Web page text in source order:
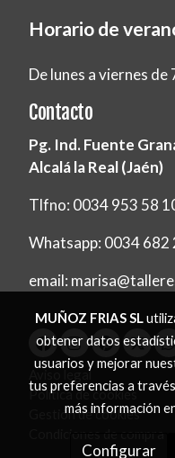
Horario de
De lunes a viernes
Contacto
Pg. Ind. Fuente
Alcalá la Real (Jaén)
Tlfno: 0034 953 58
Whatsapp: 0034 682
email:
Aviso legal
Política de cookies
Gestión de cookies
MUÑOZ FRIAS SL
obtener datos
usuarios y mejorar
tus preferencias a
más información
Configurar